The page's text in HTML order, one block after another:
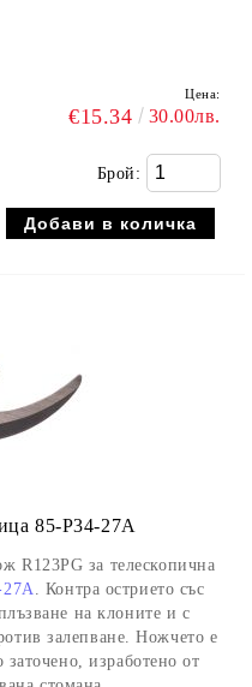
Цена:
€15.34 30.00лв.
Брой:
85-P34-27A
R123PG за телескопична
27А. Контра острието със
на клоните и с
залепване. Ножчето е
заточено, изработено от